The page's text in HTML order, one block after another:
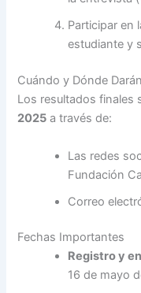
Participar en
estudiante y
Cuándo y Dónde
Los resultados finales
2025 a través de:
Las redes
Fundación
Correo
Fechas Importantes
Registro y
16 de mayo